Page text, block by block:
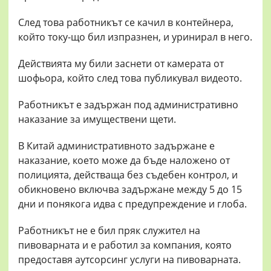
След това работникът се качил в контейнера,
който току-що бил изпразнен, и уринирал в него.
Действията му били заснети от камерата от
шофьора, който след това публикувал видеото.
Работникът е задържан под административно
наказание за имуществени щети.
В Китай административното задържане е
наказание, което може да бъде наложено от
полицията, действаща без съдебен контрол, и
обикновено включва задържане между 5 до 15
дни и понякога идва с предупреждение и глоба.
Работникът не е бил пряк служител на
пивоварната и е работил за компания, която
предоставя аутсорсинг услуги на пивоварната.